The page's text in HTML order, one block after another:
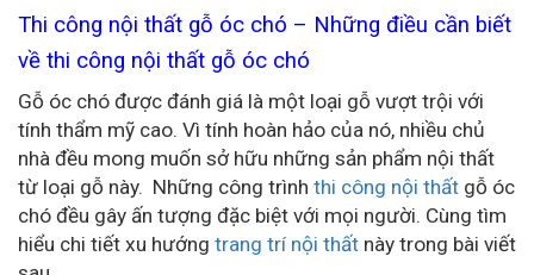
Thi công nội thất gỗ óc chó – Những điều cần biết
về thi công nội thất gỗ óc chó
Gỗ óc chó được đánh giá là một loại gỗ vượt trội với
tính thẩm mỹ cao. Vì tính hoàn hảo của nó, nhiều chủ
nhà đều mong muốn sở hữu những sản phẩm nội thất
từ loại gỗ này. Những công trình thi công nội thất gỗ óc
chó đều gây ấn tượng đặc biệt với mọi người. Cùng tìm
hiểu chi tiết xu hướng trang trí nội thất này trong bài viết